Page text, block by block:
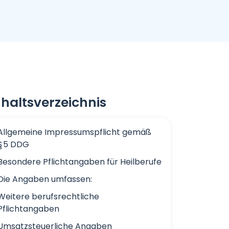
Impressumspflicht gemäß
5 DDG
Pflichtangaben für Heilberufe
Angaben umfassen:
berufsrechtliche
Angaben